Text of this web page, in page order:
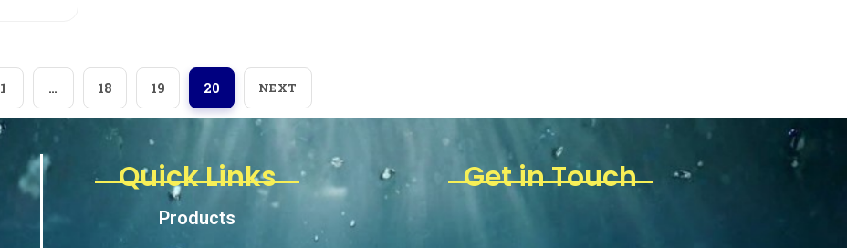
1 … 18 19 20 NEXT
Quick Links
Products
Get in Touch